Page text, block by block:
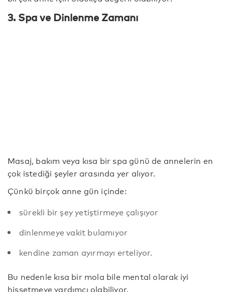
3. Spa ve Dinlenme Zamanı
Masaj, bakım veya kısa bir spa günü de annelerin en
çok istediği şeyler arasında yer alıyor.
Çünkü birçok anne gün içinde:
sürekli bir şey yetiştirmeye çalışıyor
dinlenmeye vakit bulamıyor
kendine zaman ayırmayı erteliyor.
Bu nedenle kısa bir mola bile mental olarak iyi
hissetmeye yardımcı olabiliyor.